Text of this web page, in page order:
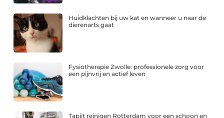
Huidklachten bij uw kat en wanneer u naar de
dierenarts gaat
Fysiotherapie Zwolle: professionele zorg voor
een pijnvrij en actief leven
Tapijt reinigen Rotterdam voor een schoon en